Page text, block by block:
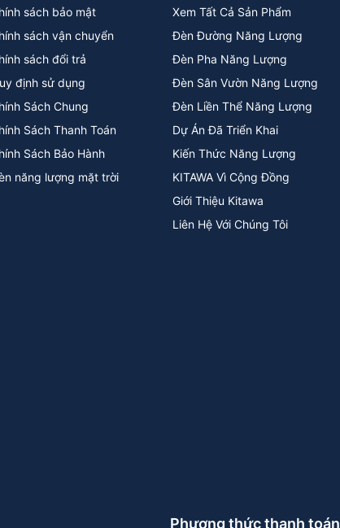
sách bảo mật
sách vận chuyển
sách đổi trả
định sử dụng
Sách Chung
Sách Thanh Toán
Sách Bảo Hành
năng lượng mặt trời
Xem Tất Cả Sản Phẩm
Đèn Đường Năng Lượng
Đèn Pha Năng Lượng
Đèn Sân Vườn Năng Lượng
Đèn Liền Thể Năng Lượng
Dự Án Đã Triển Khai
Kiến Thức Năng Lượng
KITAWA Vì Cộng Đồng
Giới Thiệu Kitawa
Liên Hệ Với Chúng Tôi
Phương thức thanh toán